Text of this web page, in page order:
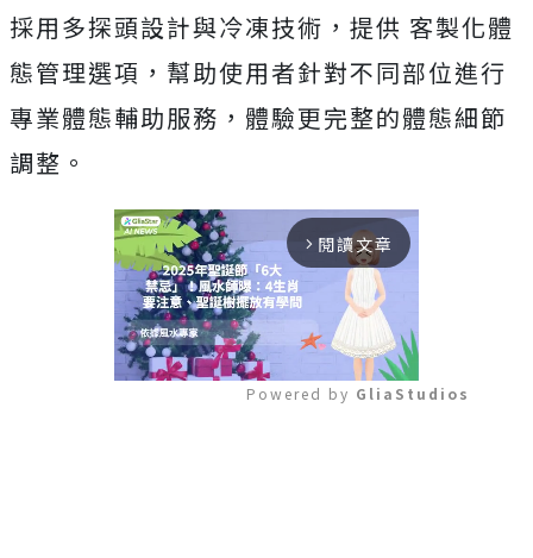
採用多探頭設計與冷凍技術，提供 客製化體
態管理選項，幫助使用者針對不同部位進行
專業體態輔助服務，體驗更完整的體態細節
調整。
arrow_forward_ios 閱讀文章
Powered by GliaStudios